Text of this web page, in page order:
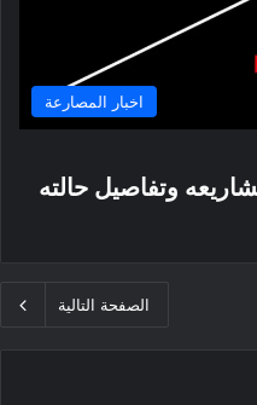
اخبار المصارعة
وتفاصيل حالته
الصفحة التالية